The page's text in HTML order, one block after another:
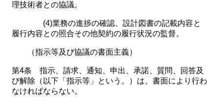
理技術者との協議。
(4)業務の進捗の確認、設計図書の記載内容と
履行内容との照合その他契約の履行状況の監督。
（指示等及び協議の書面主義）
第4条 指示、請求、通知、申出、承諾、質問、回答及
び解除（以下「指示等」という。）は、書面により行わ
なければならない。